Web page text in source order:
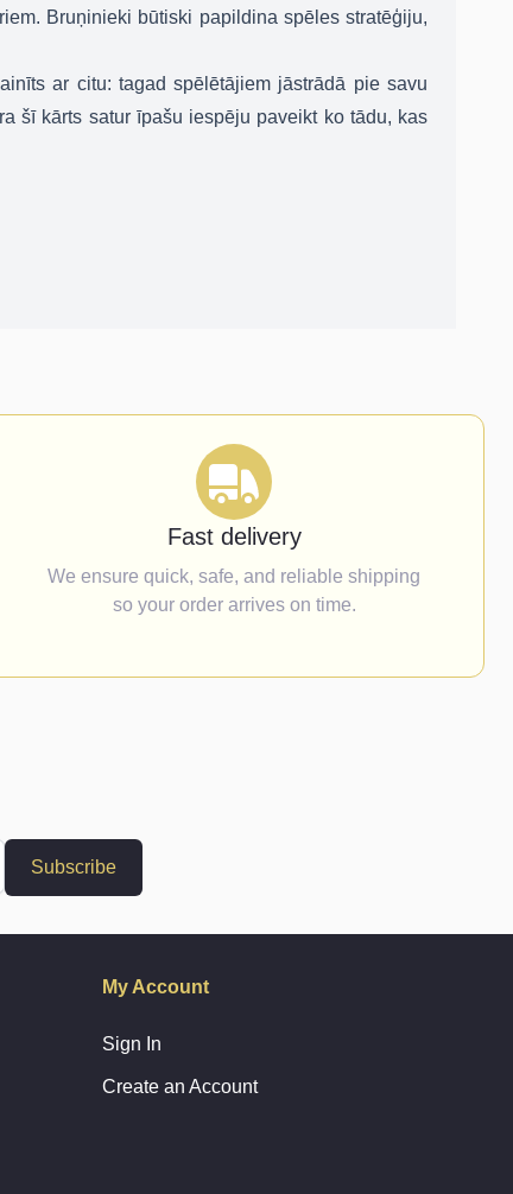
Bruņinieki būtiski papildina spēles stratēģiju,
ar citu: tagad spēlētājiem jāstrādā pie savu
šī kārts satur īpašu iespēju paveikt ko tādu, kas
Fast delivery
We ensure quick, safe, and reliable shipping
so your order arrives on time.
Subscribe
My Account
Sign In
Create an Account